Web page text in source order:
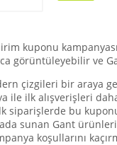
kuponu
görüntüleyebilir ve
çizgileri bir araya
ile ilk alışverişleri
siparişlerde bu
sunan Gant
koşullarını